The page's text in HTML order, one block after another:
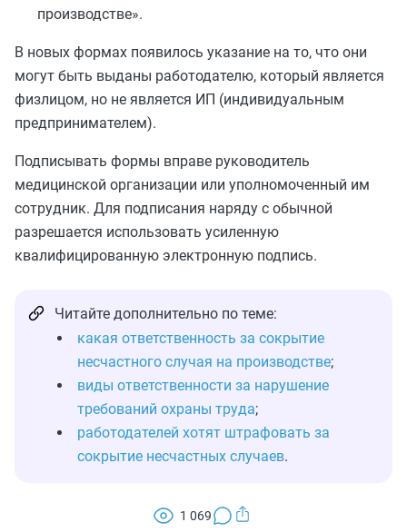
производстве».
В новых формах появилось указание на то, что они
могут быть выданы работодателю, который является
физлицом, но не является ИП (индивидуальным
предпринимателем).
Подписывать формы вправе руководитель
медицинской организации или уполномоченный им
сотрудник. Для подписания наряду с обычной
разрешается использовать усиленную
квалифицированную электронную подпись.
Читайте дополнительно по теме:
какая ответственность за сокрытие
несчастного случая на производстве;
виды ответственности за нарушение
требований охраны труда;
работодателей хотят штрафовать за
сокрытие несчастных случаев.
1 069